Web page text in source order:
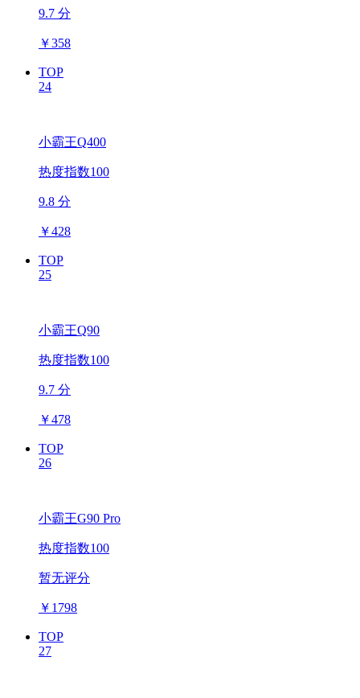
9.7 分
￥358
TOP
24
小霸王Q400
热度指数100
9.8 分
￥428
TOP
25
小霸王Q90
热度指数100
9.7 分
￥478
TOP
26
小霸王G90 Pro
热度指数100
暂无评分
￥ 1798
TOP
27